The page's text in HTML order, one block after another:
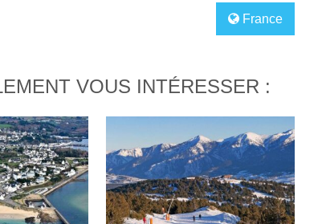
France
VOUS INTÉRESSER :